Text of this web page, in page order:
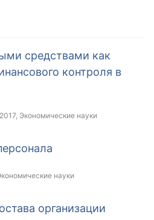
средствами как
контроля в
, Экономические науки
науки
организации